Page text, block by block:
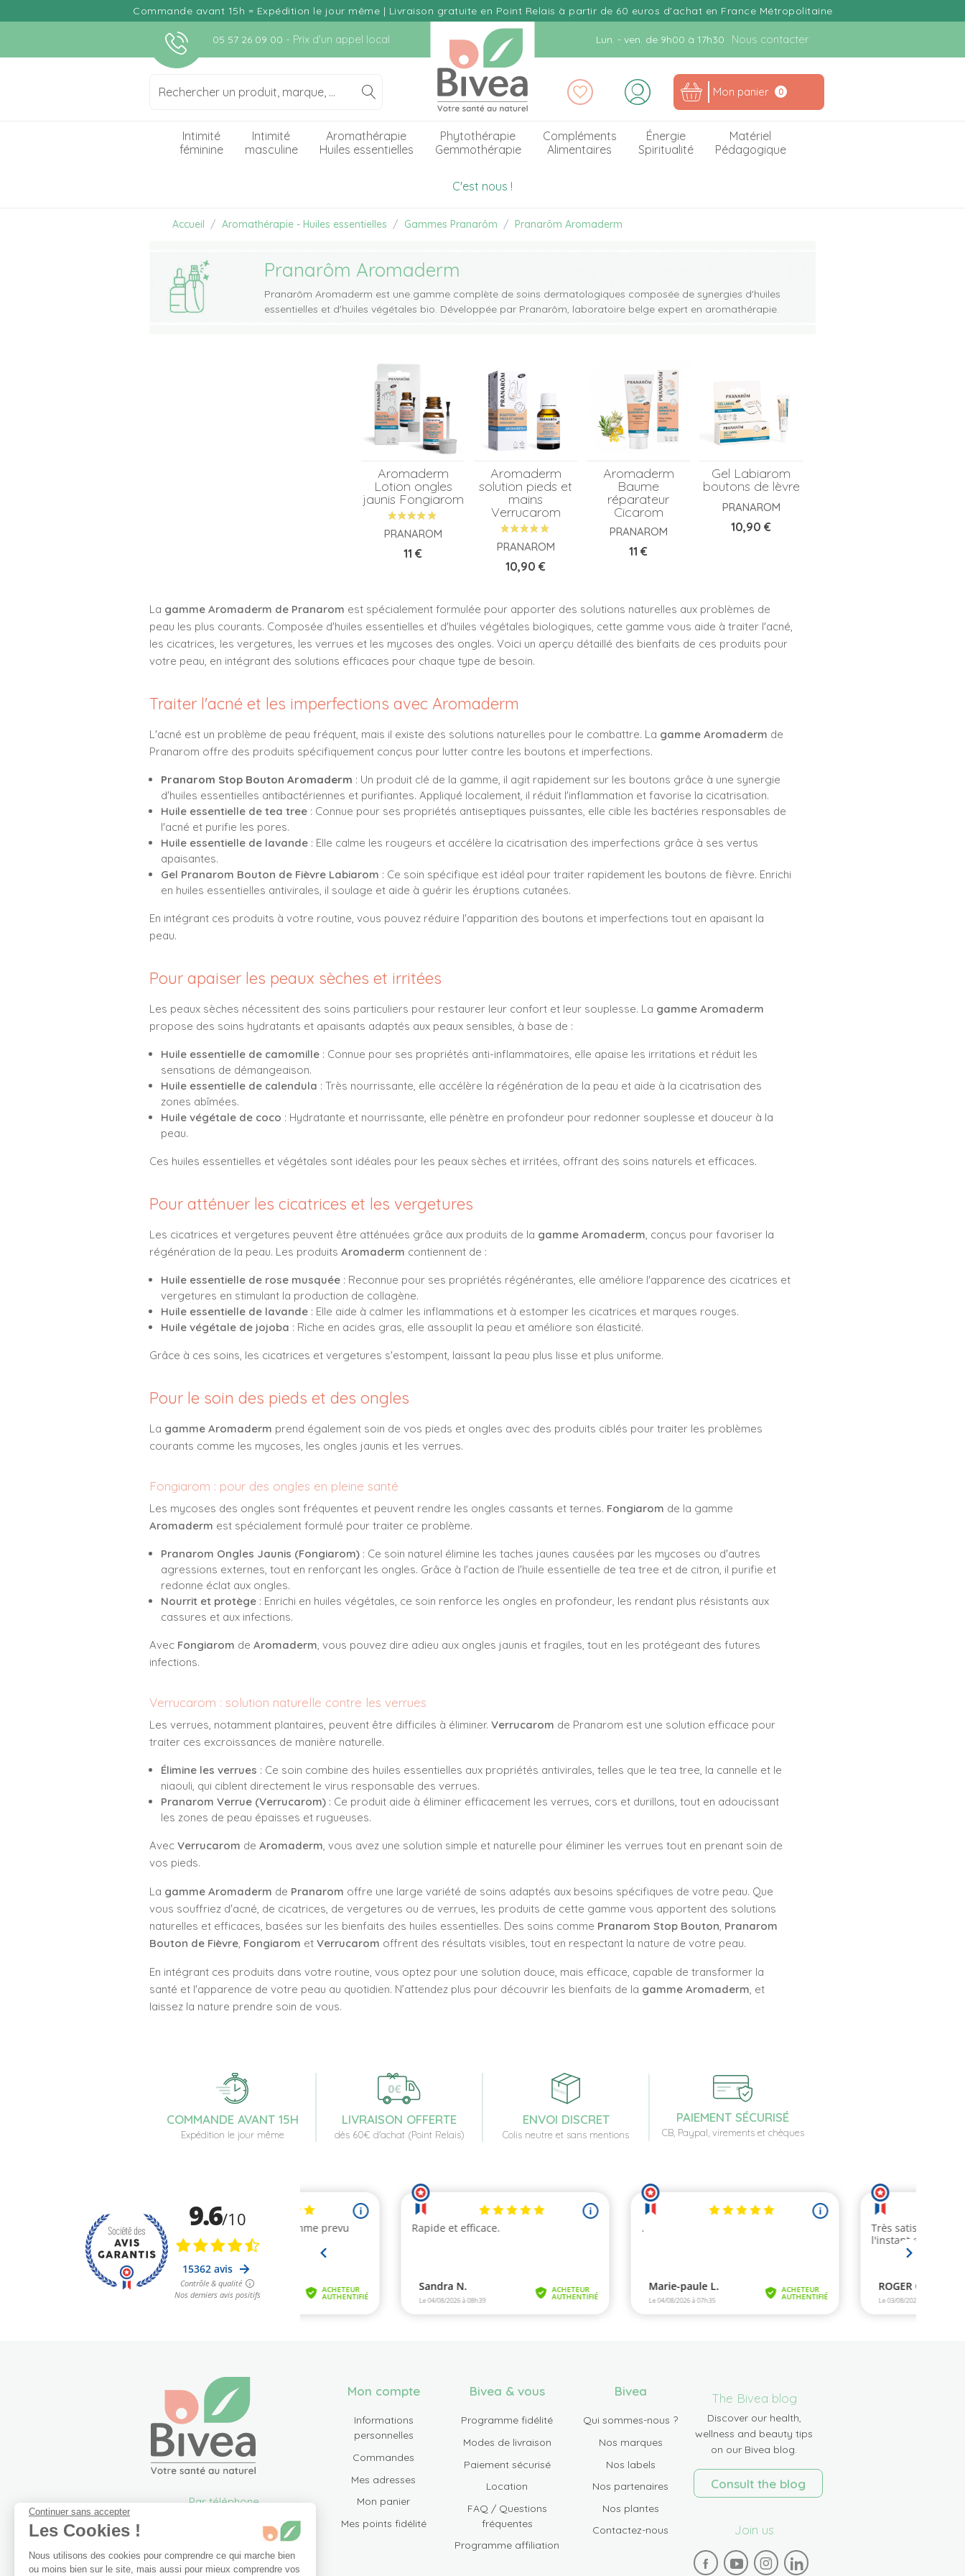
Commande avant 15h = Expédition le jour même | Livraison gratuite en Point Relais à partir de 60 euros d'achat en France Métropolitaine
05 57 26 09 00 - Prix d'un appel local Lun. - ven. de 9h00 à 17h30 Nous contacter
Mon panier 0
Intimité
féminine
Intimité
masculine
Aromathérapie
Huiles essentielles
Phytothérapie
Gemmothérapie
Compléments
Alimentaires
Énergie
Spiritualité
Matériel
Pédagogique
C'est nous !
Accueil Aromathérapie - Huiles essentielles Gammes Pranarôm Pranarôm Aromaderm
Pranarôm Aromaderm
Pranarôm Aromaderm est une gamme complète de soins dermatologiques composée de synergies d'huiles
essentielles et d'huiles végétales bio. Développée par Pranarôm, laboratoire belge expert en aromathérapie.
Aromaderm
Lotion ongles
jaunis Fongiarom
PRANAROM
Prix
11 €
Aromaderm
solution pieds et
mains
Verrucarom
PRANAROM
Prix
10,90 €
Aromaderm
Baume
réparateur
Cicarom
PRANAROM
Prix
11 €
Gel Labiarom
boutons de lèvre
PRANAROM
Prix
10,90 €
La gamme Aromaderm de Pranarom est spécialement formulée pour apporter des solutions naturelles aux problèmes de
peau les plus courants. Composée d'huiles essentielles et d'huiles végétales biologiques, cette gamme vous aide à traiter l'acné,
les cicatrices, les vergetures, les verrues et les mycoses des ongles. Voici un aperçu détaillé des bienfaits de ces produits pour
votre peau, en intégrant des solutions efficaces pour chaque type de besoin.
Traiter l'acné et les imperfections avec Aromaderm
L'acné est un problème de peau fréquent, mais il existe des solutions naturelles pour le combattre. La gamme Aromaderm de
Pranarom offre des produits spécifiquement conçus pour lutter contre les boutons et imperfections.
Pranarom Stop Bouton Aromaderm : Un produit clé de la gamme, il agit rapidement sur les boutons grâce à une synergie
d'huiles essentielles antibactériennes et purifiantes. Appliqué localement, il réduit l'inflammation et favorise la cicatrisation.
Huile essentielle de tea tree : Connue pour ses propriétés antiseptiques puissantes, elle cible les bactéries responsables de
l'acné et purifie les pores.
Huile essentielle de lavande : Elle calme les rougeurs et accélère la cicatrisation des imperfections grâce à ses vertus
apaisantes.
Gel Pranarom Bouton de Fièvre Labiarom : Ce soin spécifique est idéal pour traiter rapidement les boutons de fièvre. Enrichi
en huiles essentielles antivirales, il soulage et aide à guérir les éruptions cutanées.
En intégrant ces produits à votre routine, vous pouvez réduire l'apparition des boutons et imperfections tout en apaisant la
peau.
Pour apaiser les peaux sèches et irritées
Les peaux sèches nécessitent des soins particuliers pour restaurer leur confort et leur souplesse. La gamme Aromaderm
propose des soins hydratants et apaisants adaptés aux peaux sensibles, à base de :
Huile essentielle de camomille : Connue pour ses propriétés anti-inflammatoires, elle apaise les irritations et réduit les
sensations de démangeaison.
Huile essentielle de calendula : Très nourrissante, elle accélère la régénération de la peau et aide à la cicatrisation des
zones abîmées.
Huile végétale de coco : Hydratante et nourrissante, elle pénètre en profondeur pour redonner souplesse et douceur à la
peau.
Ces huiles essentielles et végétales sont idéales pour les peaux sèches et irritées, offrant des soins naturels et efficaces.
Pour atténuer les cicatrices et les vergetures
Les cicatrices et vergetures peuvent être atténuées grâce aux produits de la gamme Aromaderm, conçus pour favoriser la
régénération de la peau. Les produits Aromaderm contiennent de :
Huile essentielle de rose musquée : Reconnue pour ses propriétés régénérantes, elle améliore l'apparence des cicatrices et
vergetures en stimulant la production de collagène.
Huile essentielle de lavande : Elle aide à calmer les inflammations et à estomper les cicatrices et marques rouges.
Huile végétale de jojoba : Riche en acides gras, elle assouplit la peau et améliore son élasticité.
Grâce à ces soins, les cicatrices et vergetures s'estompent, laissant la peau plus lisse et plus uniforme.
Pour le soin des pieds et des ongles
La gamme Aromaderm prend également soin de vos pieds et ongles avec des produits ciblés pour traiter les problèmes
courants comme les mycoses, les ongles jaunis et les verrues.
Fongiarom : pour des ongles en pleine santé
Les mycoses des ongles sont fréquentes et peuvent rendre les ongles cassants et ternes. Fongiarom de la gamme
Aromaderm est spécialement formulé pour traiter ce problème.
Pranarom Ongles Jaunis (Fongiarom) : Ce soin naturel élimine les taches jaunes causées par les mycoses ou d'autres
agressions externes, tout en renforçant les ongles. Grâce à l'action de l'huile essentielle de tea tree et de citron, il purifie et
redonne éclat aux ongles.
Nourrit et protège : Enrichi en huiles végétales, ce soin renforce les ongles en profondeur, les rendant plus résistants aux
cassures et aux infections.
Avec Fongiarom de Aromaderm, vous pouvez dire adieu aux ongles jaunis et fragiles, tout en les protégeant des futures
infections.
Verrucarom : solution naturelle contre les verrues
Les verrues, notamment plantaires, peuvent être difficiles à éliminer. Verrucarom de Pranarom est une solution efficace pour
traiter ces excroissances de manière naturelle.
Élimine les verrues : Ce soin combine des huiles essentielles aux propriétés antivirales, telles que le tea tree, la cannelle et le
niaouli, qui ciblent directement le virus responsable des verrues.
Pranarom Verrue (Verrucarom) : Ce produit aide à éliminer efficacement les verrues, cors et durillons, tout en adoucissant
les zones de peau épaisses et rugueuses.
Avec Verrucarom de Aromaderm, vous avez une solution simple et naturelle pour éliminer les verrues tout en prenant soin de
vos pieds.
La gamme Aromaderm de Pranarom offre une large variété de soins adaptés aux besoins spécifiques de votre peau. Que
vous souffriez d'acné, de cicatrices, de vergetures ou de verrues, les produits de cette gamme vous apportent des solutions
naturelles et efficaces, basées sur les bienfaits des huiles essentielles. Des soins comme Pranarom Stop Bouton, Pranarom
Bouton de Fièvre, Fongiarom et Verrucarom offrent des résultats visibles, tout en respectant la nature de votre peau.
En intégrant ces produits dans votre routine, vous optez pour une solution douce, mais efficace, capable de transformer la
santé et l'apparence de votre peau au quotidien. N’attendez plus pour découvrir les bienfaits de la gamme Aromaderm, et
laissez la nature prendre soin de vous.
COMMANDE AVANT 15H
Expédition le jour même
LIVRAISON OFFERTE
dès 60€ d'achat (Point Relais)
ENVOI DISCRET
Colis neutre et sans mentions
PAIEMENT SÉCURISÉ
CB, Paypal, virements et chèques
Par téléphone
info@bivea.com
6 rue du Solarium
33170 Gradignan
Mon compte
Informations
personnelles
Commandes
Mes adresses
Mon panier
Mes points fidélité
Bivea & vous
Programme fidélité
Modes de livraison
Paiement sécurisé
Location
FAQ / Questions
fréquentes
Programme affiliation
Bivea
Qui sommes-nous ?
Nos marques
Nos labels
Nos partenaires
Nos plantes
Contactez-nous
The Bivea blog
Discover our health,
wellness and beauty tips
on our Bivea blog.
Consult the blog
Join us
Continuer sans accepter
Les Cookies !
Nous utilisons des cookies pour comprendre ce qui marche bien
ou moins bien sur le site, mais aussi pour mieux comprendre vos